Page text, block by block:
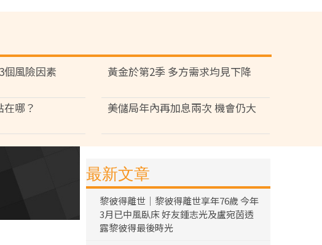
個風險因素 黃金於第2季 多方需求均見下降
哪？ 美儲局年內再加息兩次 機會仍大
最新文章
黎彼得離世｜黎彼得離世享年76歲 今年
3月已中風臥床 好友鍾志光及盧宛茵透
露黎彼得最後時光